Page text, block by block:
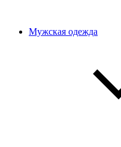
Мужская одежда